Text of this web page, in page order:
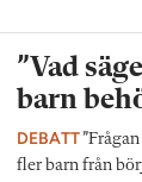
”Vad
barn
DEBATT
fler barn från